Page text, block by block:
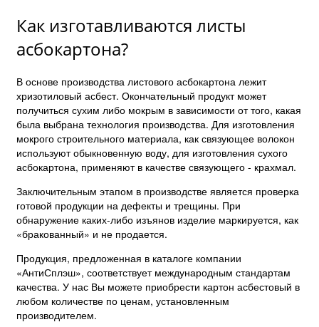
Как изготавливаются листы
асбокартона?
В основе производства листового асбокартона лежит
хризотиловый асбест. Окончательный продукт может
получиться сухим либо мокрым в зависимости от того, какая
была выбрана технология производства. Для изготовления
мокрого строительного материала, как связующее волокон
используют обыкновенную воду, для изготовления сухого
асбокартона, применяют в качестве связующего - крахмал.
Заключительным этапом в производстве является проверка
готовой продукции на дефекты и трещины. При
обнаружение каких-либо изъянов изделие маркируется, как
«бракованный» и не продается.
Продукция, предложенная в каталоге компании
«АнтиСплэш», соответствует международным стандартам
качества. У нас Вы можете приобрести картон асбестовый в
любом количестве по ценам, установленным
производителем.